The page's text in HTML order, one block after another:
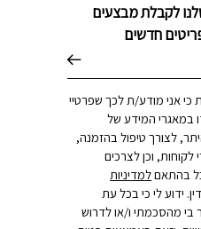
לקבלת מבצעים
חדשים
אני מודע/ת לכך שפרטיי
במאגרי המידע של
לצורך טיפול בהזמנה,
לקוחות, וכן לצרכים
בהתאםלמדיניות
ידוע לי כי בכל עת
בי מהסכמתי ו/או לדרוש